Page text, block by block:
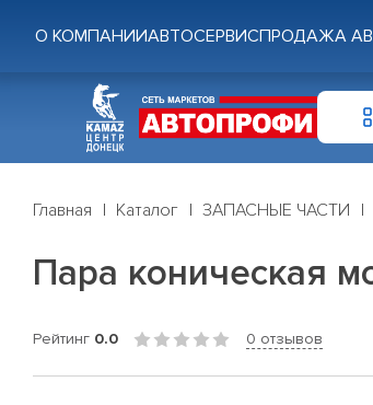
О КОМПАНИИАВТОСЕРВИСПРОДАЖА
Главная Каталог ЗАПАСНЫЕ ЧАСТИ
Пара коническая
Рейтинг 0.0 0 отзывов